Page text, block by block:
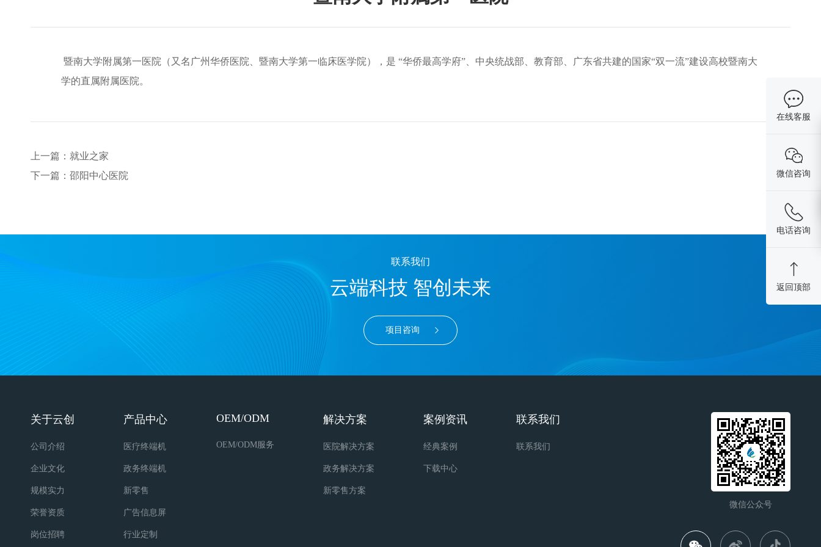
暨南大学附属第一医院（又名广州华侨医院、暨南大学第一临床医学院），是 “华侨最高学府”、中央统战部、教育部、广东省共建的国家“双一流”建设高校暨南大
学的直属附属医院。
上一篇：就业之家
下一篇：邵阳中心医院
联系我们
云端科技 智创未来
项目咨询
关于云创
公司介绍
企业文化
规模实力
荣誉资质
岗位招聘
产品中心
医疗终端机
政务终端机
新零售
广告信息屏
行业定制
OEM/ODM
OEM/ODM服务
解决方案
医院解决方案
政务解决方案
新零售方案
案例资讯
经典案例
下载中心
联系我们
联系我们
微信公众号
在线客服
微信咨询
电话咨询
返回顶部